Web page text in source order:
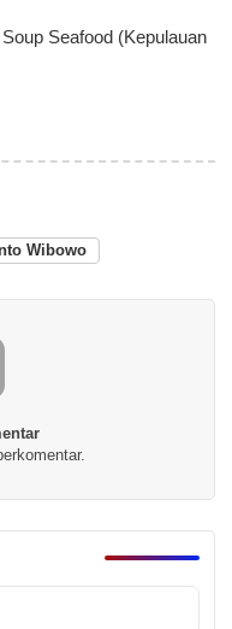
Seafood (Kepulauan
Wibowo